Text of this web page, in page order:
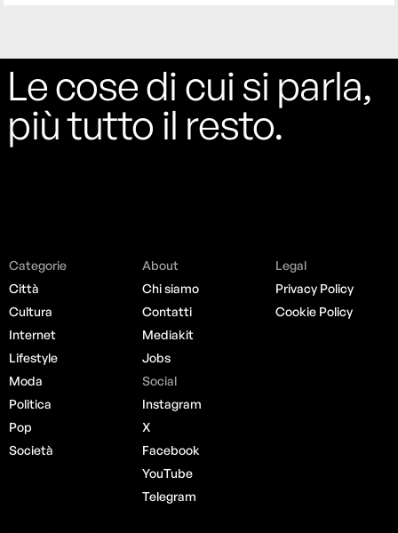
Le cose di cui si parla,
più tutto il resto.
Categorie
Città
Cultura
Internet
Lifestyle
Moda
Politica
Pop
Società
About
Chi siamo
Contatti
Mediakit
Jobs
Social
Instagram
X
Facebook
YouTube
Telegram
Legal
Privacy Policy
Cookie Policy